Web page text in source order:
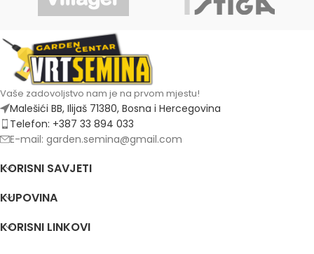
Vaše zadovoljstvo nam je na prvom mjestu!
Malešići BB, Ilijaš 71380, Bosna i Hercegovina
Telefon: +387 33 894 033
E-mail: garden.semina@gmail.com
KORISNI SAVJETI
KUPOVINA
KORISNI LINKOVI